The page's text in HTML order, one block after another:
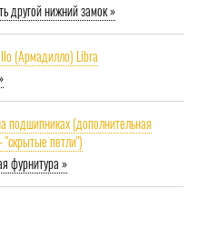
другой нижний замок »
(Армадилло) Libra
подшипниках (дополнительная
"скрытые петли")
фурнитура »